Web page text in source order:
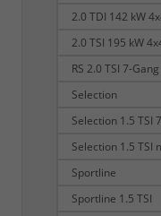
2.0 TDI 142 kW
2.0 TSI 195 kW
RS 2.0 TSI 7-
Selection
Selection 1.5 TSI
Selection 1.5 TSI
Sportline
Sportline 1.5 TSI